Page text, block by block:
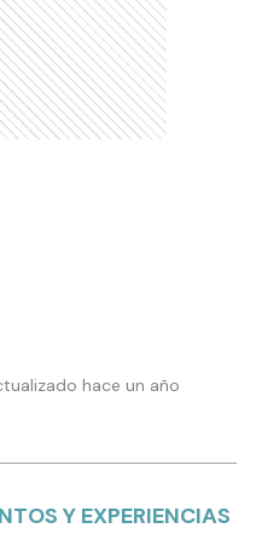
hace un año
Y EXPERIENCIAS